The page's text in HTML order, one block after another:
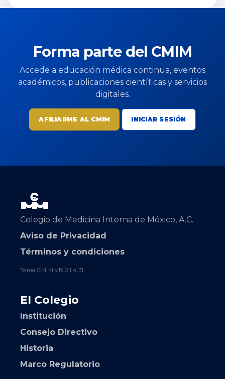
Forma parte del CMIM
Accede a educación médica continua, eventos
académicos, publicaciones científicas y servicios
digitales.
AFILIARME AL CMIM INICIAR SESIÓN
Colegio de Medicina Interna de México, A.C.
Aviso de Privacidad
Términos y condiciones
Tema CMIM v19.0.1.4.31
El Colegio
Institución
Consejo Directivo
Historia
Marco Regulatorio